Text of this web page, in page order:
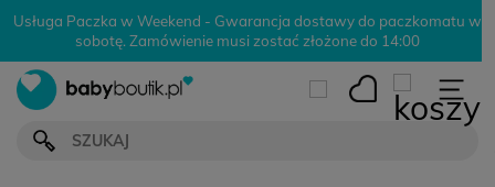
Usługa Paczka w Weekend - Gwarancja dostawy do paczkomatu w
sobotę. Zamówienie musi zostać złożone do 14:00